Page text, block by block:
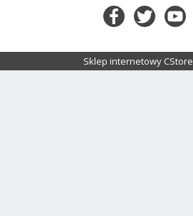
Sklep internetowy CStore